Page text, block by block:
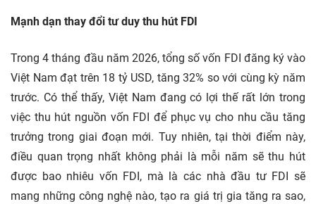
Mạnh dạn thay đổi tư duy thu hút FDI
Trong 4 tháng đầu năm 2026, tổng số vốn FDI đăng ký vào
Việt Nam đạt trên 18 tỷ USD, tăng 32% so với cùng kỳ năm
trước. Có thể thấy, Việt Nam đang có lợi thế rất lớn trong
việc thu hút nguồn vốn FDI để phục vụ cho nhu cầu tăng
trưởng trong giai đoạn mới. Tuy nhiên, tại thời điểm này,
điều quan trọng nhất không phải là mỗi năm sẽ thu hút
được bao nhiêu vốn FDI, mà là các nhà đầu tư FDI sẽ
mang những công nghệ nào, tạo ra giá trị gia tăng ra sao,